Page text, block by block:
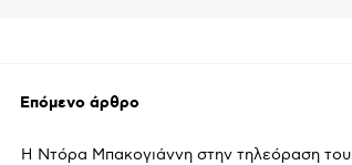
Επόμενο άρθρο
Η Ντόρα Μπακογιάννη στην τηλεόραση του